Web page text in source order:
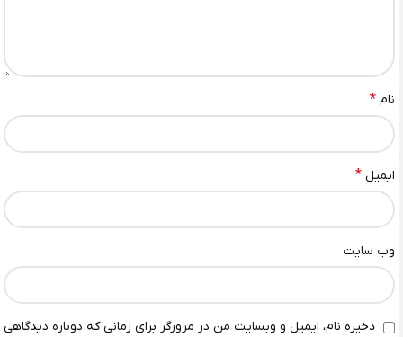
نام *
ایمیل *
وب‌ سایت
ذخیره نام، ایمیل و وبسایت من در مرورگر برای زمانی که دوباره دیدگاهی